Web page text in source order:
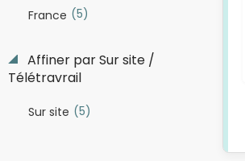
France (5)
Affiner par Sur site /
Télétravrail
Sur site (5)